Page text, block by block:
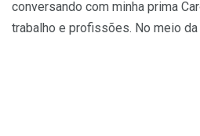
conversando com minha prima
trabalho e profissões. No meio da